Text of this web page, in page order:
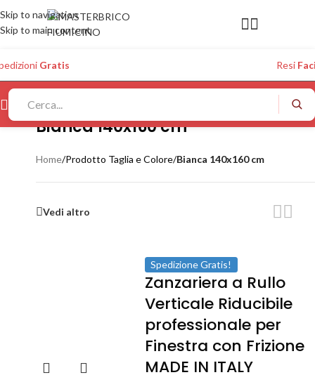
Skip to navigation
Skip to main content
Gratis Resi
Bianca 140x160 cm
Home/Prodotto Taglia e Colore/Bianca 140x160 cm
Vedi altro
Spedizione Gratis!
Zanzariera a Rullo
Verticale Riducibile
professionale per
Finestra con Frizione
MADE IN ITALY